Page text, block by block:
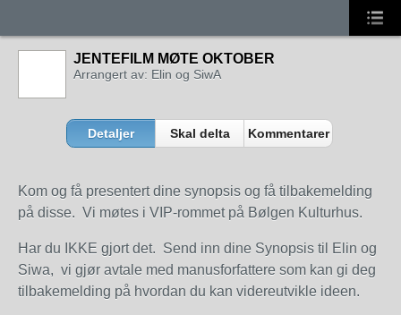
JENTEFILM MØTE OKTOBER
Arrangert av: Elin og SiwA
Detaljer Skal delta Kommentarer
Kom og få presentert dine synopsis og få tilbakemelding
på disse. Vi møtes i VIP-rommet på Bølgen Kulturhus.
Har du IKKE gjort det. Send inn dine Synopsis til Elin og
Siwa, vi gjør avtale med manusforfattere som kan gi deg
tilbakemelding på hvordan du kan videreutvikle ideen.